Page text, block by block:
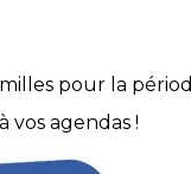
pour la
vos agendas !